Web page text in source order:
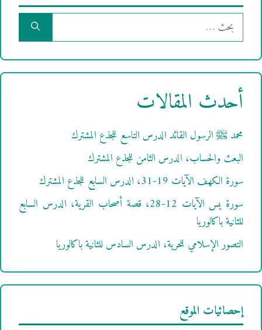
البحث
عن:
أحدث المقالات
محمد ﷺ الرسول القائد الدرس التاسع للجذع المشترك
البعث والحساب، الدرس الثامن للجذع المشترك
سورة الكهف الآيات 19-31، الدرس السابع للجذع المشترك
سورة يس الآيات 12-28، قصة أصحاب القرية، الدرس السابع
للثانية باكالوريا
التصور الإسلامي للحرية، الدرس السادس للثانية باكالوريا
إحصائيات الموقع